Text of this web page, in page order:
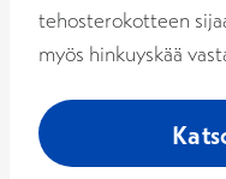
tehosterokotteen
myös hinkuyskää